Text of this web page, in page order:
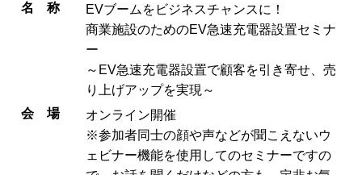
名称
EVブームをビジネスチャンスに！
商業施設のためのEV急速充電器設置セミナ
ー
～EV急速充電器設置で顧客を引き寄せ、売
り上げアップを実現～
会場
オンライン開催
※参加者同士の顔や声などが聞こえないウ
ェビナー機能を使用してのセミナーですの